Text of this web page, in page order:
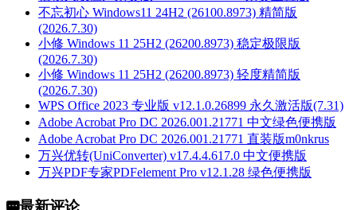
不忘初心 Windows11 24H2 (26100.8973) 精简版
(2026.7.30)
小修 Windows 11 25H2 (26200.8973) 稳定极限版
(2026.7.30)
小修 Windows 11 25H2 (26200.8973) 轻度精简版
(2026.7.30)
WPS Office 2023 专业版 v12.1.0.26899 永久激活版(7.31)
Adobe Acrobat Pro DC 2026.001.21771 中文绿色便携版
Adobe Acrobat Pro DC 2026.001.21771 直装版m0nkrus
万兴优转(UniConverter) v17.4.4.617.0 中文便携版
万兴PDF专家PDFelement Pro v12.1.28 绿色便携版
最新评论